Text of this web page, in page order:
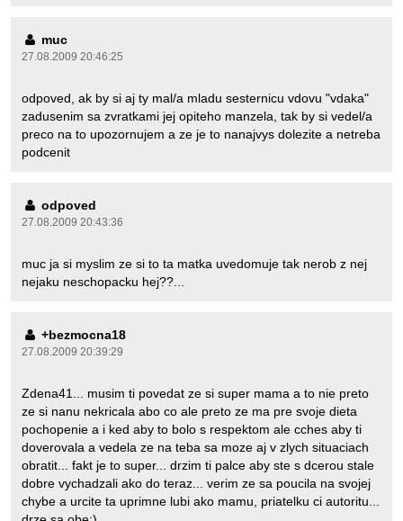
muc
27.08.2009 20:46:25
odpoved, ak by si aj ty mal/a mladu sesternicu vdovu "vdaka"
zadusenim sa zvratkami jej opiteho manzela, tak by si vedel/a
preco na to upozornujem a ze je to nanajvys dolezite a netreba
podcenit
odpoved
27.08.2009 20:43:36
muc ja si myslim ze si to ta matka uvedomuje tak nerob z nej
nejaku neschopacku hej??...
+bezmocna18
27.08.2009 20:39:29
Zdena41... musim ti povedat ze si super mama a to nie preto
ze si nanu nekricala abo co ale preto ze ma pre svoje dieta
pochopenie a i ked aby to bolo s respektom ale cches aby ti
doverovala a vedela ze na teba sa moze aj v zlych situaciach
obratit... fakt je to super... drzim ti palce aby ste s dcerou stale
dobre vychadzali ako do teraz... verim ze sa poucila na svojej
chybe a urcite ta uprimne lubi ako mamu, priatelku ci autoritu...